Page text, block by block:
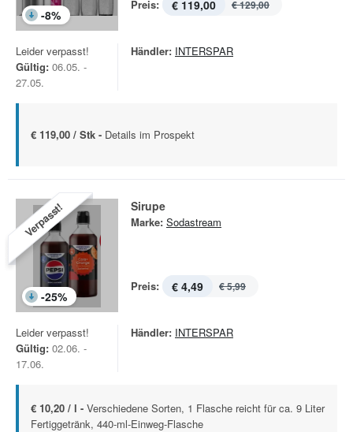
-8%
Preis: € 119,00 € 129,00
Leider verpasst!
Gültig: 06.05. -
27.05.
Händler: INTERSPAR
€ 119,00 / Stk - Details im Prospekt
Verpasst!
-25%
Sirupe
Marke: Sodastream
Preis: € 4,49 € 5,99
Leider verpasst!
Gültig: 02.06. -
17.06.
Händler: INTERSPAR
€ 10,20 / l - Verschiedene Sorten, 1 Flasche reicht für ca. 9 Liter
Fertiggetränk, 440-ml-Einweg-Flasche